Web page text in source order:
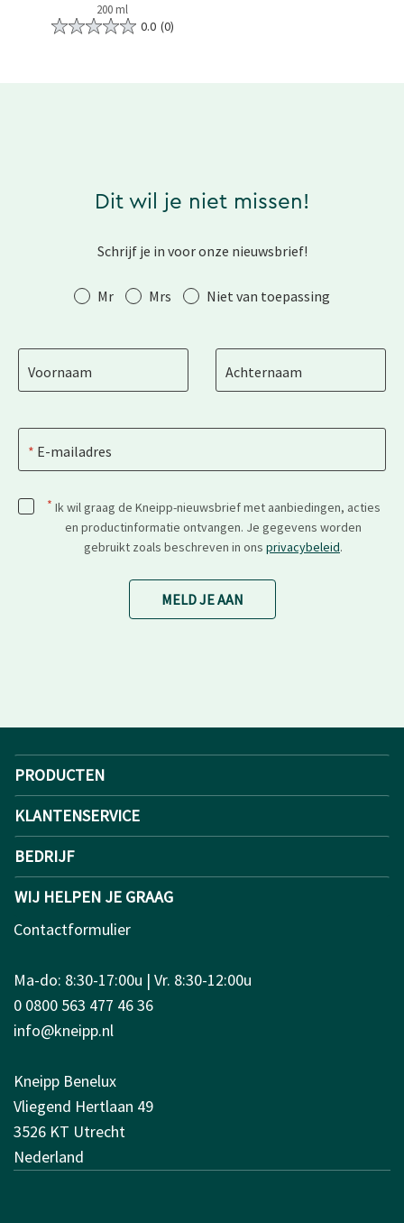
200 ml
0.0 (0)
Dit wil je niet missen!
Schrijf je in voor onze nieuwsbrief!
Aanhef Mr Mrs Niet van toepassing
Voornaam Achternaam
E-mailadres
* Ik wil graag de Kneipp-nieuwsbrief met aanbiedingen, acties
en productinformatie ontvangen. Je gegevens worden
gebruikt zoals beschreven in ons privacybeleid.
MELD JE AAN
PRODUCTEN
KLANTENSERVICE
BEDRIJF
WIJ HELPEN JE GRAAG
Contactformulier
Ma-do: 8:30-17:00u | Vr. 8:30-12:00u
0 0800 563 477 46 36
info@kneipp.nl
Kneipp Benelux
Vliegend Hertlaan 49
3526 KT Utrecht
Nederland